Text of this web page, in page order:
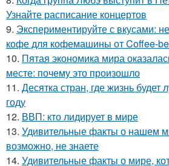
Узнайте расписание концертов
9. Экспериментируйте с вкусами:
кофе для кофемашины от Coffee-
10. Пятая экономика мира
месте: почему это произошло
11. Десятка стран, где жизнь будет
году
12. ВВП: кто лидирует в мире
13. Удивительные факты о нашем
возможно, не знаете
14. Удивительные факты о мире,